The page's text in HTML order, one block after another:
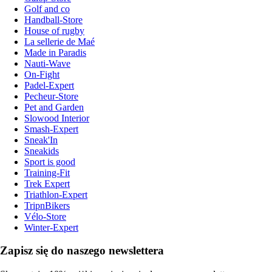
Golf and co
Handball-Store
House of rugby
La sellerie de Maé
Made in Paradis
Nauti-Wave
On-Fight
Padel-Expert
Pecheur-Store
Pet and Garden
Slowood Interior
Smash-Expert
Sneak'In
Sneakids
Sport is good
Training-Fit
Trek Expert
Triathlon-Expert
TripnBikers
Vélo-Store
Winter-Expert
Zapisz się do naszego newslettera